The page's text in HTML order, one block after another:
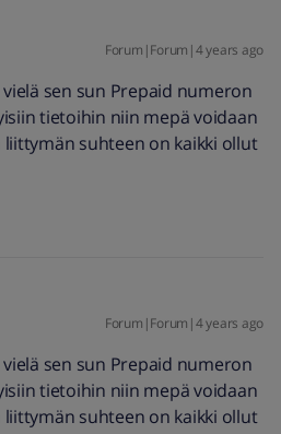
Forum|Forum|4 years ago
sen sun Prepaid numeron
tietoihin niin mepä voidaan
suhteen on kaikki ollut
Forum|Forum|4 years ago
sen sun Prepaid numeron
tietoihin niin mepä voidaan
suhteen on kaikki ollut